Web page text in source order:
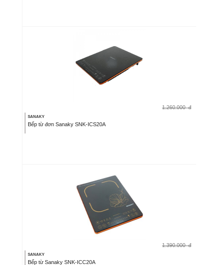
1.260.000 đ
SANAKY
Bếp từ đơn Sanaky SNK-ICS20A
1.390.000 đ
SANAKY
Bếp từ Sanaky SNK-ICC20A